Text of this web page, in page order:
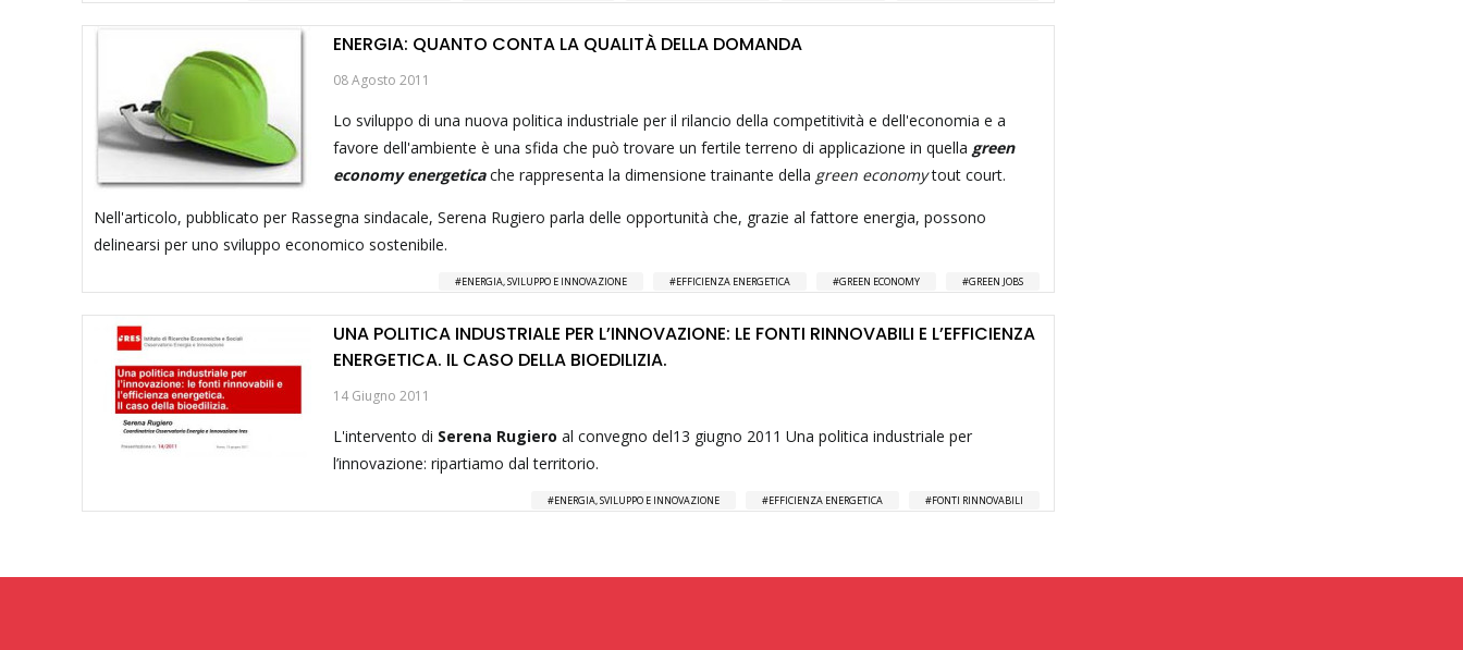
ENERGIA: QUANTO CONTA LA QUALITÀ DELLA DOMANDA
08 Agosto 2011
Lo sviluppo di una nuova politica industriale per il rilancio della competitività e dell'economia e a
favore dell'ambiente è una sfida che può trovare un fertile terreno di applicazione in quella green
economy energeticache rappresenta la dimensione trainante della green economytout court.
Nell'articolo, pubblicato per Rassegna sindacale, Serena Rugiero parla delle opportunità che, grazie al fattore energia, possono
delinearsi per uno sviluppo economico sostenibile.
ENERGIA, SVILUPPO E INNOVAZIONE EFFICIENZA ENERGETICA GREEN ECONOMY GREEN JOBS
UNA POLITICA INDUSTRIALE PER L’INNOVAZIONE: LE FONTI RINNOVABILI E L’EFFICIENZA
ENERGETICA. IL CASO DELLA BIOEDILIZIA.
14 Giugno 2011
L'intervento di Serena Rugiero al convegno del13 giugno 2011 Una politica industriale per
l’innovazione: ripartiamo dal territorio.
ENERGIA, SVILUPPO E INNOVAZIONE EFFICIENZA ENERGETICA FONTI RINNOVABILI